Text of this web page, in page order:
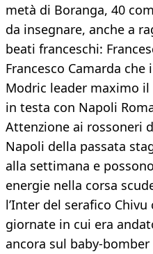
metà di Boranga, 40
da insegnare, anche a
beati franceschi:
Francesco Camarda
Modric leader maximo
in testa con Napoli
Attenzione ai rossoneri
Napoli della passata
alla settimana e
energie nella corsa
l’Inter del serafico
giornate in cui era
ancora sul baby-